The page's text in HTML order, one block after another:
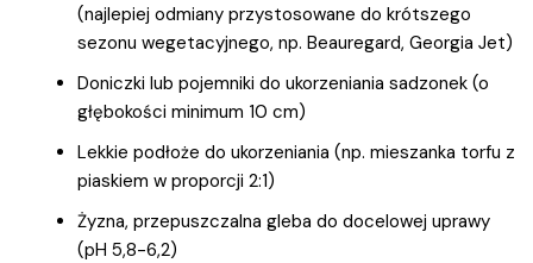
(najlepiej odmiany przystosowane do krótszego
sezonu wegetacyjnego, np. Beauregard, Georgia Jet)
Doniczki lub pojemniki do ukorzeniania sadzonek (o
głębokości minimum 10 cm)
Lekkie podłoże do ukorzeniania (np. mieszanka torfu z
piaskiem w proporcji 2:1)
Żyzna, przepuszczalna gleba do docelowej uprawy
(pH 5,8-6,2)